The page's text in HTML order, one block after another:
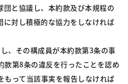
と協議し、本約款及び本規程の
に対し積極的な協力をしなければ
、その構成員が本約款第3条の事
款第8条の違反を行ったことを認め
もって当該事実を報告しなければ